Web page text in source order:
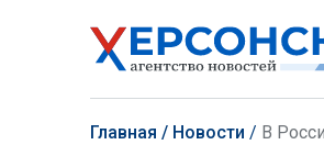
Главная Новости В